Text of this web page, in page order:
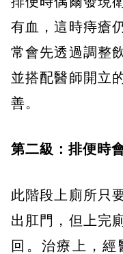
有血，這時痔瘡
常會先透過調整
並搭配醫師開立
善。
第二級：排便時
此階段上廁所只
出肛門，但上完
回。治療上，